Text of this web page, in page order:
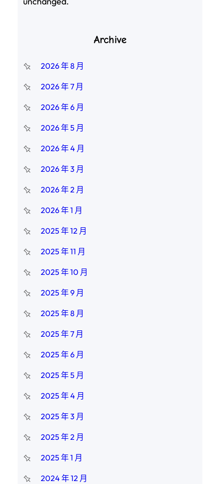
Archive
2026 年 8 月
2026 年 7 月
2026 年 6 月
2026 年 5 月
2026 年 4 月
2026 年 3 月
2026 年 2 月
2026 年 1 月
2025 年 12 月
2025 年 11 月
2025 年 10 月
2025 年 9 月
2025 年 8 月
2025 年 7 月
2025 年 6 月
2025 年 5 月
2025 年 4 月
2025 年 3 月
2025 年 2 月
2025 年 1 月
2024 年 12 月